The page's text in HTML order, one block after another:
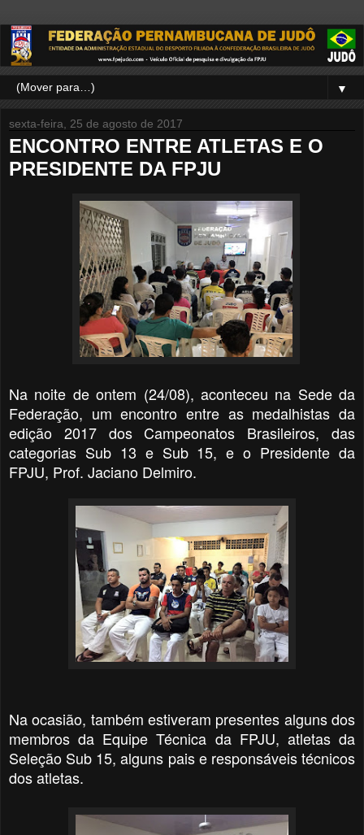
▼
sexta-feira, 25 de agosto de 2017
ENCONTRO ENTRE ATLETAS E O
PRESIDENTE DA FPJU
Na noite de ontem (24/08), aconteceu na Sede da
Federação, um encontro entre as medalhistas da
edição 2017 dos Campeonatos Brasileiros, das
categorias Sub 13 e Sub 15,e o Presidente da
FPJU, Prof. Jaciano Delmiro.
Na ocasião, também estiveram presentes alguns dos
membros da Equipe Técnica da FPJU, atletas da
Seleção Sub 15, alguns pais e responsáveis técnicos
dos atletas.